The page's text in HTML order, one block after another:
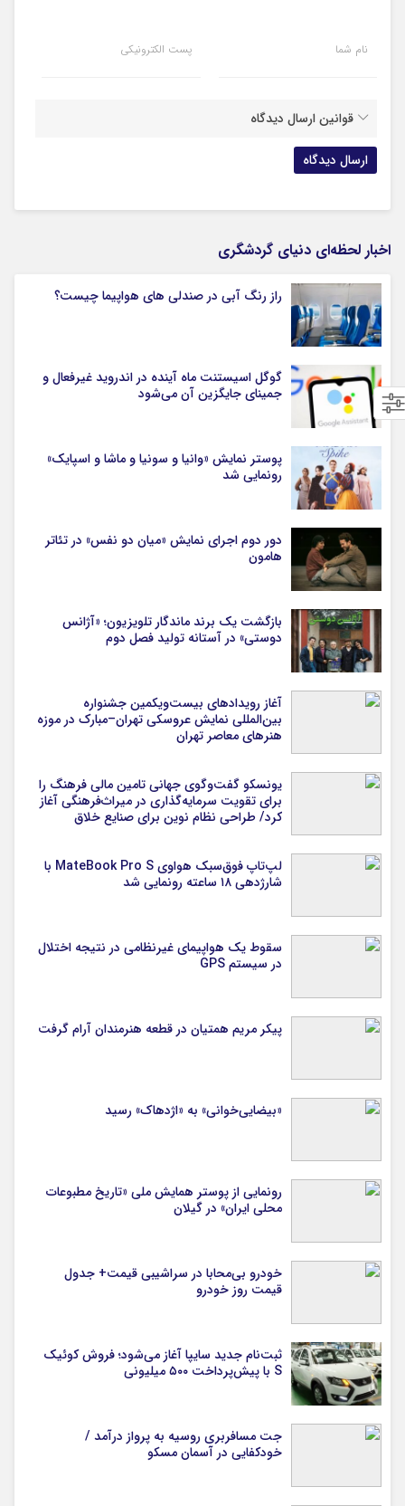
نام شما پست الکترونیکی
قوانین ارسال دیدگاه
اخبار لحظه‌ای دنیای گردشگری
راز رنگ آبی در صندلی های هواپیما چیست؟
گوگل اسیستنت ماه آینده در اندروید غیرفعال و
جمینای جایگزین آن می‌شود
پوستر نمایش «وانیا و سونیا و ماشا و اسپایک»
رونمایی شد
دور دوم اجرای نمایش «میان دو نفس» در تئاتر
هامون
بازگشت یک برند ماندگار تلویزیون؛ «آژانس
دوستی» در آستانه تولید فصل دوم
آغاز رویدادهای بیست‌ویکمین جشنواره
بین‌المللی نمایش عروسکی تهران–مبارک در موزه
هنرهای معاصر تهران
یونسکو گفت‌وگوی جهانی تامین مالی فرهنگ را
برای تقویت سرمایه‌گذاری در میراث‌فرهنگی آغاز
کرد/ طراحی نظام نوین برای صنایع خلاق
لپ‌تاپ فوق‌سبک هواوی MateBook Pro S با
شارژدهی ۱۸ ساعته رونمایی شد
سقوط یک هواپیمای غیرنظامی در نتیجه اختلال
در سیستم‌ GPS
پیکر مریم همتیان در قطعه هنرمندان آرام گرفت
«بیضایی‌خوانی» به «اژدهاک» رسید
رونمایی از پوستر همایش ملی «تاریخ مطبوعات
محلی ایران» در گیلان
خودرو بی‌محابا در سراشیبی قیمت+ جدول
قیمت روز خودرو
ثبت‌نام جدید سایپا آغاز می‌شود؛ فروش کوئیک
S با پیش‌پرداخت ۵۰۰ میلیونی
جت مسافربری روسیه به پرواز درآمد /
خودکفایی در آسمان مسکو